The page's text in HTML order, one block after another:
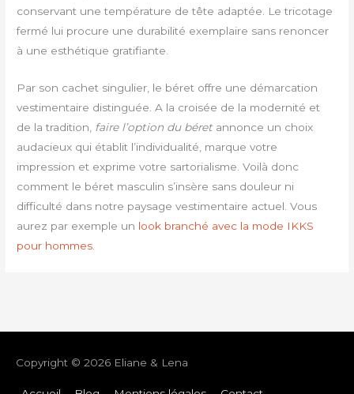
conservant une température de tête adaptée. Le tricotage
fermé lui procure une durabilité exemplaire sans renoncer
à une esthétique gratifiante.
Par son cachet singulier, le béret offre une démarcation
vestimentaire distinguée. A la croisée de la modernité et
de la tradition, faire l’option du béretannonce un choix
audacieux qui établit l’individualité, marque votre
impression et exprime votre sartorialisme. Voilà donc
comment le béret masculin s’insère sans douleur ni
difficulté dans notre paysage vestimentaire actuel. Vous
aurez par exemple un look branché avec la mode IKKS
pour hommes.
Copyright © 2026 Eliane & Lena